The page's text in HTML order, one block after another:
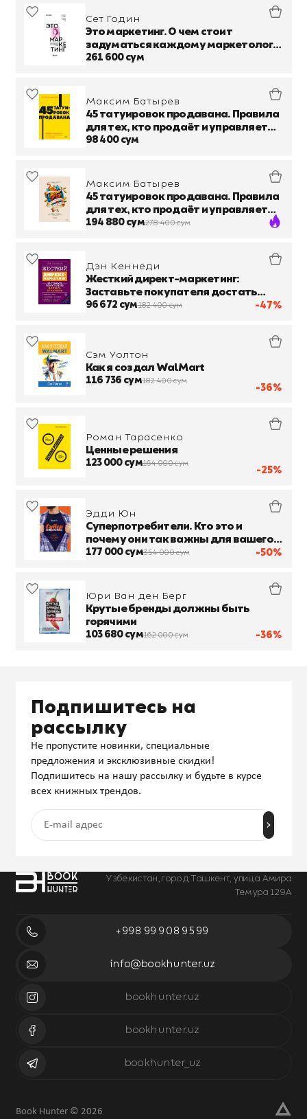
Сет Годин
Это маркетинг. О чем стоит
задуматься каждому маркетологу,
который хочет стать №1
261 600 сум
Максим Батырев
45 татуировок продавана. Правила
для тех, кто продаёт и управляет
продажами
98 400 сум
Максим Батырев
45 татуировок продавана. Правила
для тех, кто продаёт и управляет
продажами
194 880 сум278 400 сум
-47%
Дэн Кеннеди
Жесткий директ-маркетинг:
Заставьте покупателя достать
бумажник
96 672 сум182 400 сум
-36%
Сэм Уолтон
Как я создал WalMart
116 736 сум182 400 сум
-25%
Роман Тарасенко
Ценные решения
123 000 сум164 000 сум
-50%
Эдди Юн
Суперпотребители. Кто это и
почему они так важны для вашего
бизнеса
177 000 сум354 000 сум
-36%
Юри Ван ден Берг
Крутые бренды должны быть
горячими
103 680 сум162 000 сум
Узбекистан, город Ташкент, улица Амира
Темура 129А
+998 99 908 95 99
info@bookhunter.uz
bookhunter.uz
bookhunter.uz
bookhunter_uz
Подпишитесь на
рассылку
Не пропустите новинки, специальные
предложения и эксклюзивные скидки!
Подпишитесь на нашу рассылку и будьте в курсе
всех книжных трендов.
Book Hunter © 2026